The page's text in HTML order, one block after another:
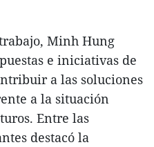
Minh Hung
e iniciativas de
a las soluciones
a la situación
Entre las
destacó la